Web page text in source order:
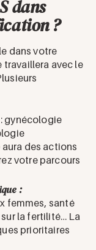
dans
?
dans votre
travaillera avec le
gynécologie
des actions
votre parcours
:
femmes, santé
la fertilité… La
prioritaires